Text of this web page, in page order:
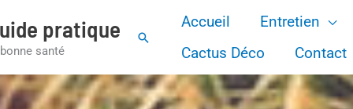
pratique
santé
Rechercher
Accueil Entretien
Cactus Déco
Contact